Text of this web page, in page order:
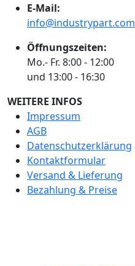
E-Mail:
info@industrypart.com
Öffnungszeiten:
Mo.- Fr. 8:00 - 12:00
und 13:00 - 16:30
WEITERE INFOS
Impressum
AGB
Datenschutzerklärung
Kontaktformular
Versand & Lieferung
Bezahlung & Preise